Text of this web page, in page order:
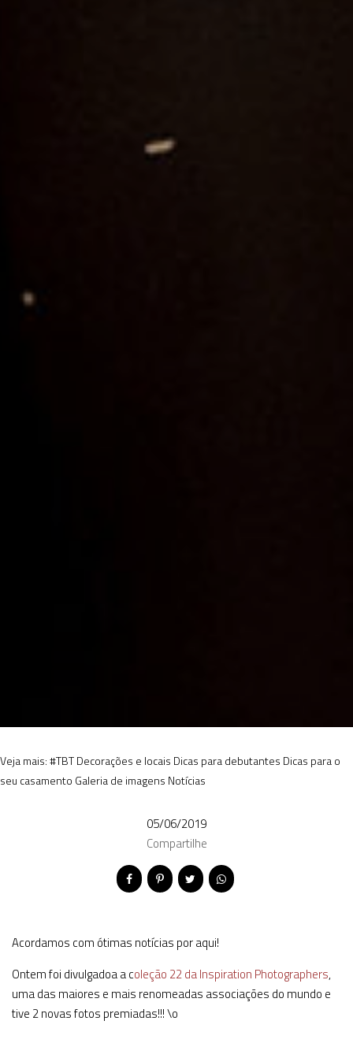
Veja mais:#TBTDecorações e locais Dicas para debutantes Dicas para o
seu casamento Galeria de imagens Notícias
05/06/2019
Compartilhe
Acordamos com ótimas notícias por aqui!
Ontem foi divulgadoa a coleção 22 da Inspiration Photographers,
uma das maiores e mais renomeadas associações do mundo e
tive 2 novas fotos premiadas!!! \o